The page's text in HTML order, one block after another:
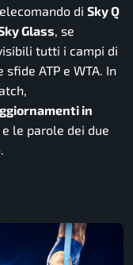
di Sky Q
Glass, se
tutti i campi di
ATP e WTA. In
in
le parole dei due